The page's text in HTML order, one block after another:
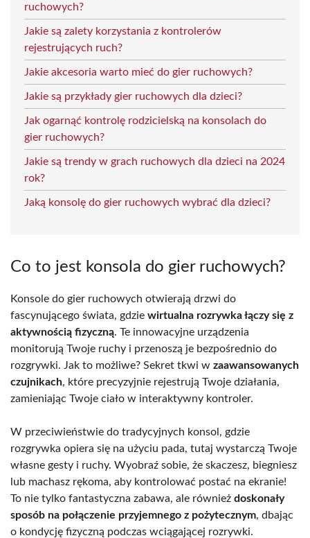
ruchowych?
Jakie są zalety korzystania z kontrolerów
rejestrujących ruch?
Jakie akcesoria warto mieć do gier ruchowych?
Jakie są przykłady gier ruchowych dla dzieci?
Jak ogarnąć kontrolę rodzicielską na konsolach do
gier ruchowych?
Jakie są trendy w grach ruchowych dla dzieci na 2024
rok?
Jaką konsolę do gier ruchowych wybrać dla dzieci?
Co to jest konsola do gier ruchowych?
Konsole do gier ruchowych otwierają drzwi do
fascynującego świata, gdzie wirtualna rozrywka łączy się z
aktywnością fizyczną. Te innowacyjne urządzenia
monitorują Twoje ruchy i przenoszą je bezpośrednio do
rozgrywki. Jak to możliwe? Sekret tkwi w zaawansowanych
czujnikach, które precyzyjnie rejestrują Twoje działania,
zamieniając Twoje ciało w interaktywny kontroler.
W przeciwieństwie do tradycyjnych konsol, gdzie
rozgrywka opiera się na użyciu pada, tutaj wystarczą Twoje
własne gesty i ruchy. Wyobraź sobie, że skaczesz, biegniesz
lub machasz rękoma, aby kontrolować postać na ekranie!
To nie tylko fantastyczna zabawa, ale również doskonały
sposób na połączenie przyjemnego z pożytecznym, dbając
o kondycję fizyczną podczas wciągającej rozrywki.